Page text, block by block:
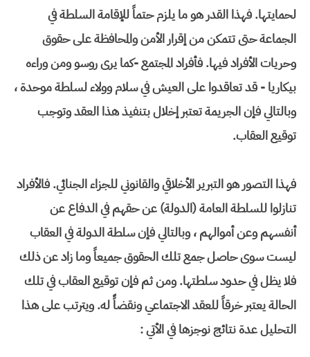
لحمايتها. فهذا القدر هو ما يلزم حتماً للإقامة السلطة في
الجماعة حتى تتمكن من إقرار الأمن والمحافظة على حقوق
وحريات الأفراد فيها. فأفراد المجتمع -كما يرى روسو ومن وراءه
بيكاريا - قد تعاقدوا على العيش في سلام وولاء لسلطة موحدة ،
وبالتالي فإن الجريمة تعتبر إخلال بتنفيذ هذا العقد وتوجب
توقيع العقاب.
فهذا التصور هو التبرير الأخلاقي والقانوني للجزاء الجنائي. فالأفراد
تنازلوا للسلطة العامة (الدولة) عن حقهم في الدفاع عن
أنفسهم وعن أموالهم ، وبالتالي فإن سلطة الدولة في العقاب
ليست سوى حاصل جمع تلك الحقوق جميعاً وما زاد عن ذلك
فلا يظل في حدود سلطتها. ومن ثم فإن توقيع العقاب في تلك
الحالة يعتبر خرقاً للعقد الاجتماعي ونقضاًَ له. ويترتب على هذا
التحليل عدة نتائج نوجزها في الأتي :